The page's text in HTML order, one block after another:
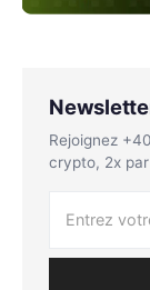
Rejoignez
crypto, 2x